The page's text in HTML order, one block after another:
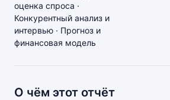
оценка спроса ·
Конкурентный анализ и
интервью · Прогноз и
финансовая модель
О чём этот отчёт